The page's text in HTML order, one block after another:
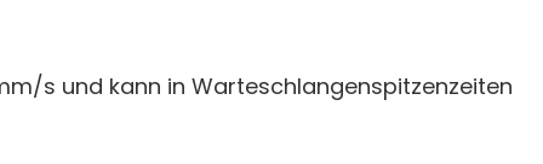
s und kann in Warteschlangenspitzenzeiten